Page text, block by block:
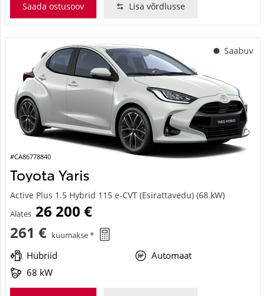
Saada ostusoov Lisa võrdlusse
Saabuv
#CA86778840
Toyota Yaris
Active Plus 1.5 Hybrid 115 e-CVT (Esirattavedu) (68 kW)
Alates 26 200 €
261 € kuumakse *
Hübriid
Automaat
68 kW